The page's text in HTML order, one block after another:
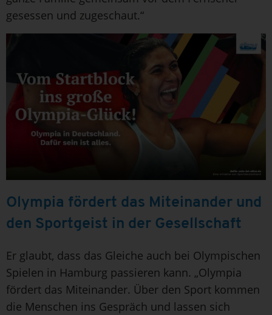
gesessen und zugeschaut.“
Olympia fördert das Miteinander und
den Sportgeist in der Gesellschaft
Er glaubt, dass das Gleiche auch bei Olympischen
Spielen in Hamburg passieren kann. „Olympia
fördert das Miteinander. Über den Sport kommen
die Menschen ins Gespräch und lassen sich